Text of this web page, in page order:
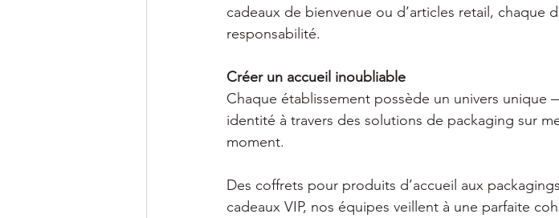
cadeaux de bienvenue ou d’articles retail, chaque
responsabilité.
Créer un accueil inoubliable
Chaque établissement possède un univers
identité à travers des solutions de packaging sur
moment.
Des coffrets pour produits d’accueil aux
cadeaux VIP, nos équipes veillent à une parfaite